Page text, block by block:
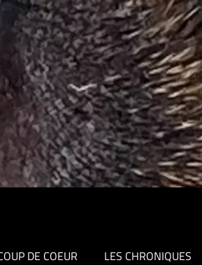
DE COEUR LES CHRONIQUES